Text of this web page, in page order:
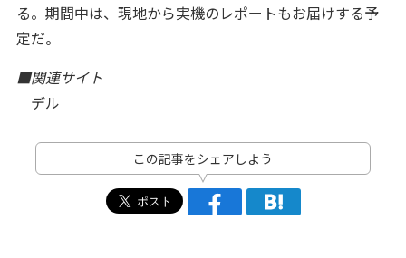
る。期間中は、現地から実機のレポートもお届けする予
定だ。
■関連サイト
デル
この記事をシェアしよう